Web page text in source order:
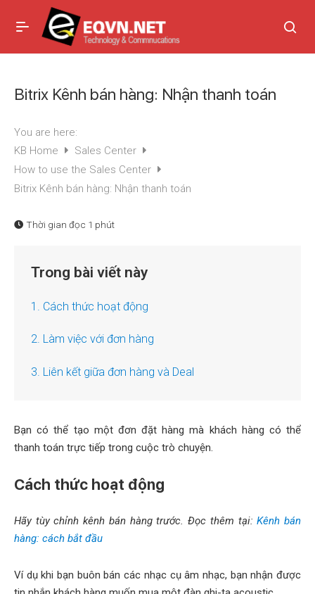
Bitrix Kênh bán hàng: Nhận thanh toán
You are here:
KB Home
Sales Center
How to use the Sales Center
Bitrix Kênh bán hàng: Nhận thanh toán
Thời gian đọc 1 phút
Trong bài viết này
1. Cách thức hoạt động
2. Làm việc với đơn hàng
3. Liên kết giữa đơn hàng và Deal
Bạn có thể tạo một đơn đặt hàng mà khách hàng có thể
thanh toán trực tiếp trong cuộc trò chuyện.
Cách thức hoạt động
Hãy tùy chỉnh kênh bán hàng trước. Đọc thêm tại:Kênh bán
hàng: cách bắt đầu
Ví dụ khi bạn buôn bán các nhạc cụ âm nhạc, bạn nhận được